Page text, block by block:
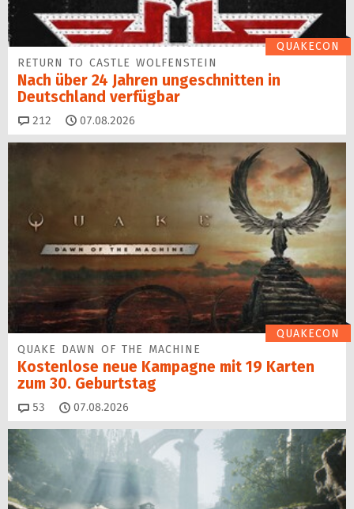
QUAKECON
RETURN TO CASTLE WOLFENSTEIN
Nach über 24 Jahren ungeschnitten in
Deutschland verfügbar
212 Kommentare
07.08.2026
QUAKECON
QUAKE DAWN OF THE MACHINE
Kostenlose neue Kampagne mit 19 Karten
zum 30. Geburtstag
53 Kommentare
07.08.2026